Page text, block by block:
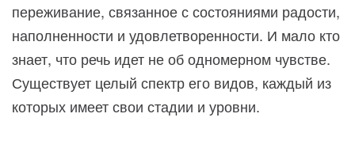
переживание, связанное с состояниями радости,
наполненности и удовлетворенности. И мало кто
знает, что речь идет не об одномерном чувстве.
Существует целый спектр его видов, каждый из
которых имеет свои стадии и уровни.